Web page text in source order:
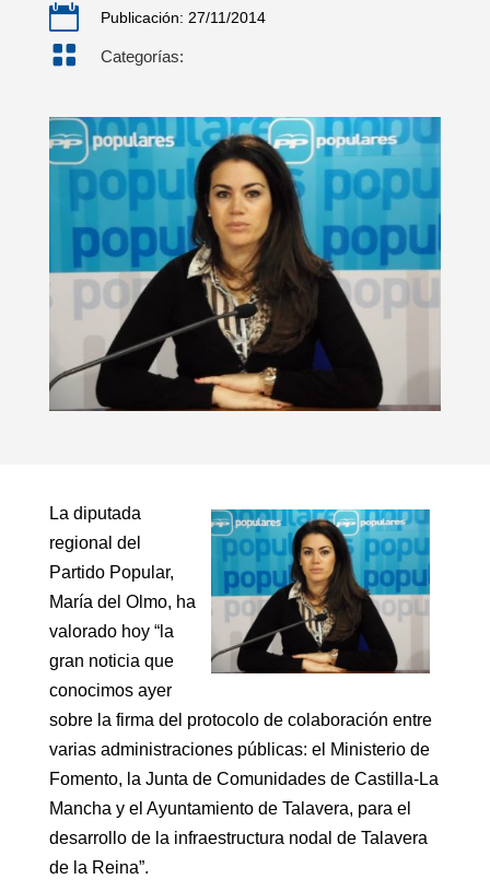
 Publicación: 27/11/2014
 Categorías:
La diputada
regional del
Partido Popular,
María del Olmo, ha
valorado hoy “la
gran noticia que
conocimos ayer
sobre la firma del protocolo de colaboración entre
varias administraciones públicas: el Ministerio de
Fomento, la Junta de Comunidades de Castilla-La
Mancha y el Ayuntamiento de Talavera, para el
desarrollo de la infraestructura nodal de Talavera
de la Reina”.